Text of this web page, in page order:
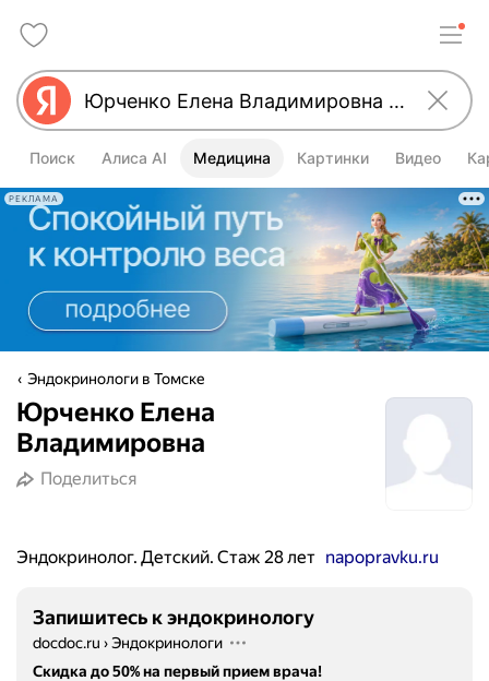
Поиск Алиса AI Медицина Картинки Видео
РЕКЛАМА
Эндокринологи в Томске
Юрченко Елена
Владимировна
Поделиться
Эндокринолог. Детский. Стаж 28 лет napopravku.ru
Запишитесь к эндокринологу
docdoc.ru ›Эндокринологи
Скидка до 50% на первый прием врача!